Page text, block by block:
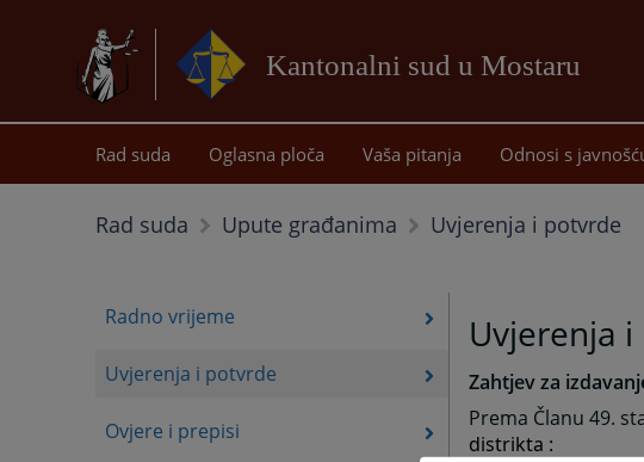
Kantonalni sud u Mostaru
Rad suda Oglasna ploča Vaša pitanja Odnosi s
Rad suda Upute građanima Uvjerenja i potvrde
Radno vrijeme
Uvjerenja i potvrde
Ovjere i prepisi
Uvjerenja
Zahtjev za
Prema Članu 49.
distrikta :